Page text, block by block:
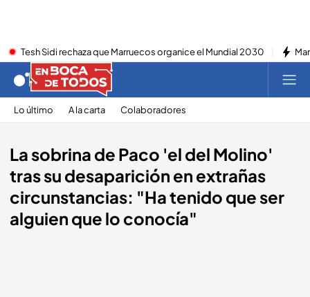
Tesh Sidi rechaza que Marruecos organice el Mundial 2030
Lo último A la carta Colaboradores
La sobrina de Paco 'el del Molino'
tras su desaparición en extrañas
circunstancias: "Ha tenido que ser
alguien que lo conocía"